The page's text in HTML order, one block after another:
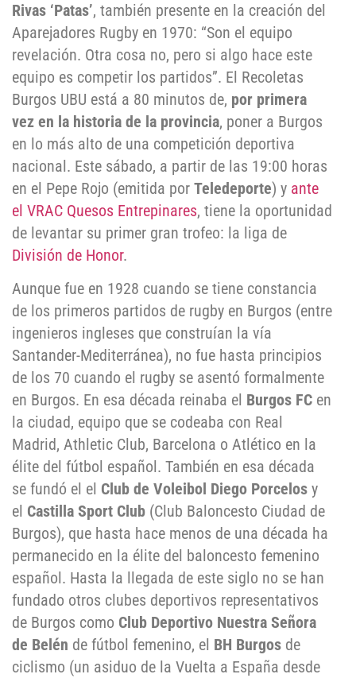
Rivas ‘Patas’, también presente en la creación del
Aparejadores Rugby en 1970: “Son el equipo
revelación. Otra cosa no, pero si algo hace este
equipo es competir los partidos”. El Recoletas
Burgos UBU está a 80 minutos de, por primera
vez en la historia de la provincia, poner a Burgos
en lo más alto de una competición deportiva
nacional. Este sábado, a partir de las 19:00 horas
en el Pepe Rojo (emitida por Teledeporte) y ante
el VRAC Quesos Entrepinares, tiene la oportunidad
de levantar su primer gran trofeo: la liga de
División de Honor.
Aunque fue en 1928 cuando se tiene constancia
de los primeros partidos de rugby en Burgos (entre
ingenieros ingleses que construían la vía
Santander-Mediterránea), no fue hasta principios
de los 70 cuando el rugby se asentó formalmente
en Burgos. En esa década reinaba el Burgos FC en
la ciudad, equipo que se codeaba con Real
Madrid, Athletic Club, Barcelona o Atlético en la
élite del fútbol español. También en esa década
se fundó el el Club de Voleibol Diego Porcelos y
el Castilla Sport Club (Club Baloncesto Ciudad de
Burgos), que hasta hace menos de una década ha
permanecido en la élite del baloncesto femenino
español. Hasta la llegada de este siglo no se han
fundado otros clubes deportivos representativos
de Burgos como Club Deportivo Nuestra Señora
de Belén de fútbol femenino, el BH Burgos de
ciclismo (un asiduo de la Vuelta a España desde